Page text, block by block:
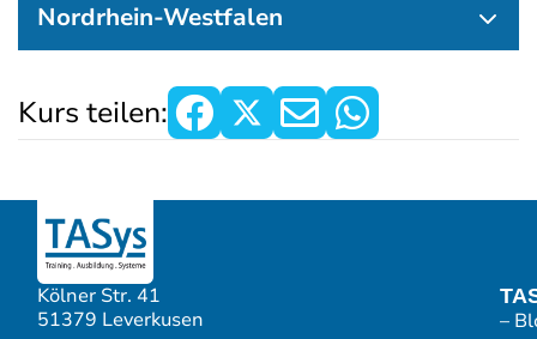
Nordrhein-Westfalen
Kurs teilen:
Kölner Str. 41
51379 Leverkusen
–